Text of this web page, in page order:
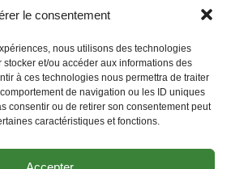
le consentement
nous utilisons des technologies
et/ou accéder aux informations des
à ces technologies nous permettra de traiter
de navigation ou les ID uniques
consentir ou de retirer son consentement peut
caractéristiques et fonctions.
Livraison et retours
CGV Politique de Cookies